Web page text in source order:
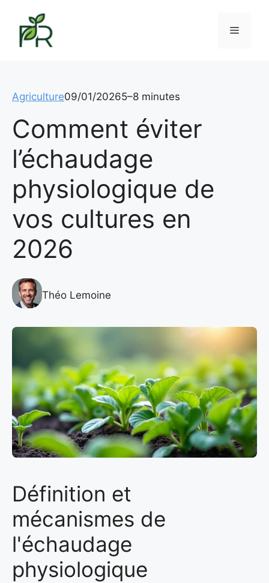
contenu
Menu
Agriculture09/01/20265–8 minutes
Comment éviter
l’échaudage
physiologique de
vos cultures en
2026
Théo Lemoine
Définition et
mécanismes de
l'échaudage
physiologique